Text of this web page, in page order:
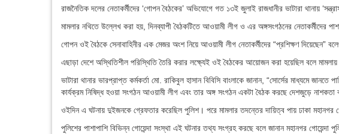
রাজনৈতিক দলের নেতাকর্মীদের ‘গোপন বৈঠকের’ অভিযোগে গত ১৩ই জুলাই রাজধানীর ভাটারা থানায়
মামলার নথিতে উল্লেখ করা হয়, দিনব্যাপী বৈঠকটিতে আওয়ামী লীগ ও এর অঙ্গসংগঠনের নেতাকর্মীদের
গোপন ওই বৈঠকে সেনাবাহিনীর এক মেজর অংশ নিয়ে আওয়ামী লীগ নেতাকর্মীদের “প্রশিক্ষণ দিয়েছেন”
এছাড়া দেশে অস্থিতিশীল পরিস্থিতি তৈরি করার লক্ষ্যেই ওই বৈঠকের আয়োজন করা হয়েছিল বলে
ভাটারা থানার ভারপ্রাপ্ত কর্মকর্তা মো. রাকিবুল হাসান বিবিসি বাংলাকে জানান, “সোর্সের মাধ্যমে
কার্যক্রম নিষিদ্ধ হওয়া সংগঠন আওয়ামী লীগ এবং তার অঙ্গ সংগঠন একটা বৈঠক করছে দেশজুড়ে
ওইদিন এ ঘটনায় দুইজনকে গ্রেফতার করেছিল পুলিশ। পরে মামলার তদন্তের দায়িত্ব পায় ঢাকা মহানগর
পুলিশের পাশাপাশি বিভিন্ন গোয়েন্দা সংস্থা এই ঘটনার তথ্য সংগ্রহ করছে বলে জানান মহানগর গোয়েন্দা